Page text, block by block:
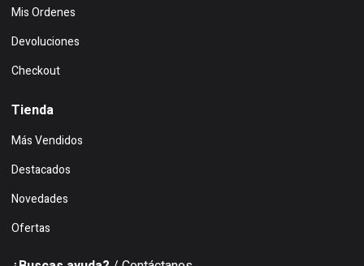
Mis Ordenes
Devoluciones
Checkout
Tienda
Más Vendidos
Destacados
Novedades
Ofertas